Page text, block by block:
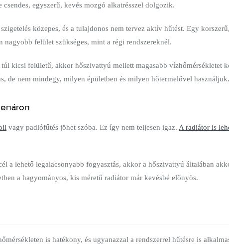
egyszerű, kevés mozgó alkatrésszel dolgozik.
közepes, és a tulajdonos nem tervez aktív hűtést. Egy
felület szükséges, mint a régi rendszereknél.
kicsi felületű, akkor hőszivattyú mellett magasabb vízhőmérsékletet
de nem mindegy, milyen épületben és milyen hőtermelővel használjuk.
vagy padlófűtés jöhet szóba. Ez így nem teljesen igaz. A radiátor is
a lehető legalacsonyabb fogyasztás, akkor a hőszivattyú általában
a hagyományos, kis méretű radiátor már kevésbé előnyös.
is hatékony, és ugyanazzal a rendszerrel hűtésre is